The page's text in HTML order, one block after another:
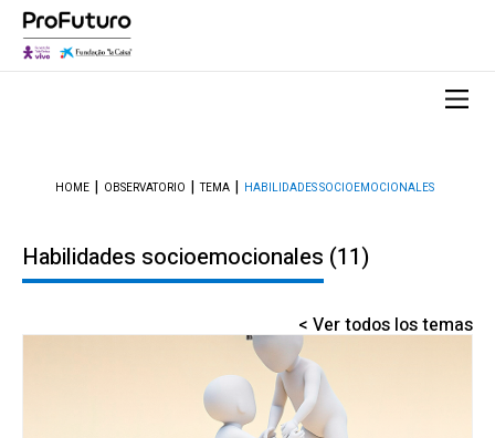
HOME OBSERVATORIO TEMA HABILIDADES SOCIOEMOCIONALES
Habilidades socioemocionales (11)
< Ver todos los temas